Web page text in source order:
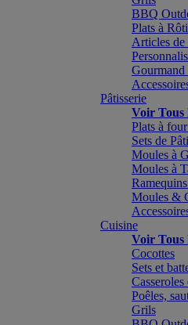
BBQ
Plats à
Articles de
Pâtisserie
Voir Tous
Plats à
Sets de
Moules à
Moules à
Moules &
Cuisine
Voir Tous
Cocottes
Sets et
Poêles,
Grils